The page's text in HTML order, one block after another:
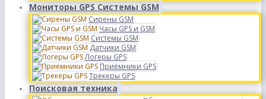
Мониторы GPS Системы GSM
Сирены GSM
Часы GPS и GSM
Системы GSM
Датчики GSM
Логеры GPS
Приёмники GPS
Трекеры GPS
Поисковая техника